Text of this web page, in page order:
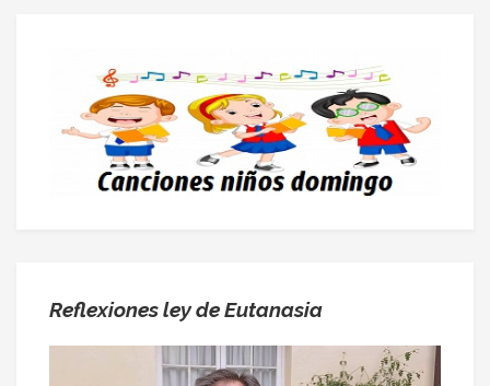
Reflexiones ley de Eutanasia